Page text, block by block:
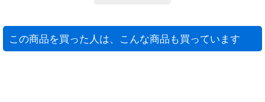
この商品を買った人は、こんな商品も買っています